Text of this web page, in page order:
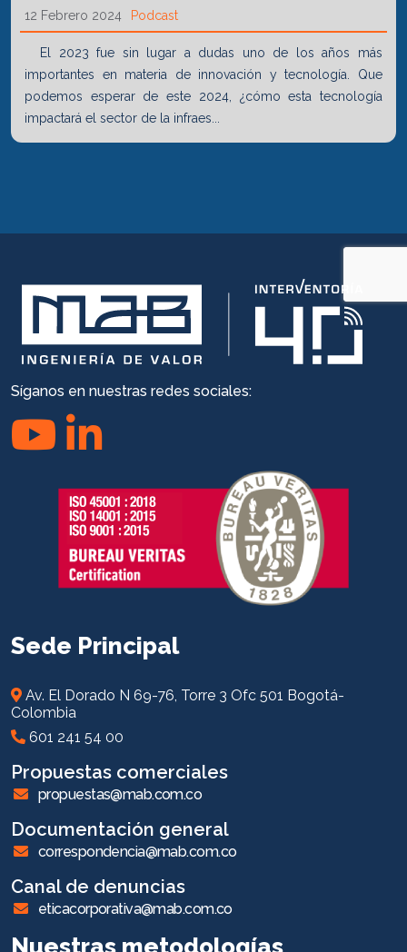
12 Febrero 2024 Podcast
El 2023 fue sin lugar a dudas uno de los años más
importantes en materia de innovación y tecnología. Que
podemos esperar de este 2024, ¿cómo esta tecnología
impactará el sector de la infraes...
Síganos en nuestras redes sociales:
Sede Principal
Av. El Dorado N 69-76, Torre 3 Ofc 501 Bogotá-
Colombia
601 241 54 00
Propuestas comerciales
propuestas@mab.com.co
Documentación general
correspondencia@mab.com.co
Canal de denuncias
eticacorporativa@mab.com.co
Nuestras metodologías